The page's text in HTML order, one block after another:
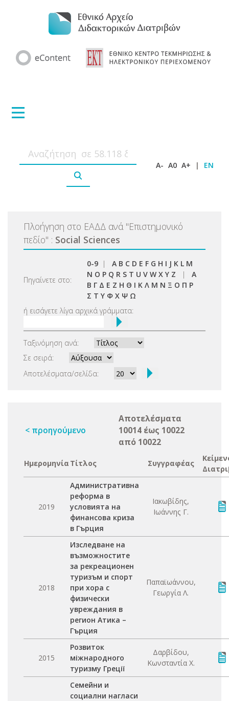
A- A0 A+ | EN
Πλοήγηση στο ΕΑΔΔ ανά "Επιστημονικό
πεδίο" : Social Sciences
Πηγαίνετε στο:
0-9 | A B C D E F G H I J K L M
N O P Q R S T U V W X Y Z | Α
Β Γ Δ Ε Ζ Η Θ Ι Κ Λ Μ Ν Ξ Ο Π Ρ
Σ Τ Υ Φ Χ Ψ Ω
ή εισάγετε λίγα αρχικά γράμματα:
Ταξινόμηση ανά:
Σε σειρά:
Αποτελέσματα/σελίδα:
< προηγούμενο
Αποτελέσματα
10014 έως 10022
από 10022
Ημερομηνία Τίτλος Συγγραφέας
2019
Административна
реформа в
условията на
финансова криза
в Гърция
Ιακωβίδης,
Ιωάννης Γ.
2018
Изследване на
възможностите
за рекреационен
туризъм и спорт
при хора с
физически
увреждания в
регион Атика –
Гърция
Παπαϊωάννου,
Γεωργία Λ.
2015
Розвиток
міжнародного
туризму Греції
Δαρβίδου,
Κωνσταντία Χ.
Семейни и
социални нагласи